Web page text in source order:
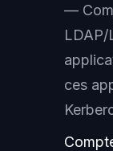
—
LDAP/
ces